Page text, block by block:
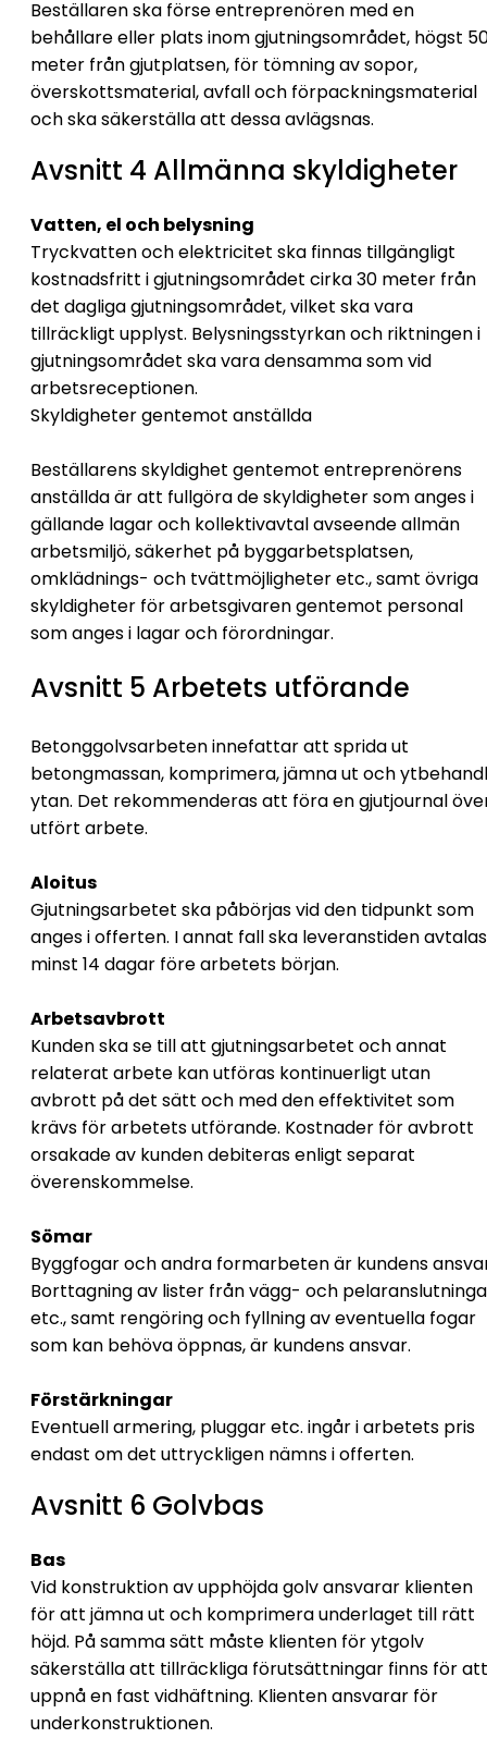
Beställaren ska förse entreprenören med en
behållare eller plats inom gjutningsområdet, högst
meter från gjutplatsen, för tömning av sopor,
överskottsmaterial, avfall och förpackningsmaterial
och ska säkerställa att dessa avlägsnas.
Avsnitt 4 Allmänna skyldigheter
Vatten, el och belysning
Tryckvatten och elektricitet ska finnas tillgängligt
kostnadsfritt i gjutningsområdet cirka 30 meter från
det dagliga gjutningsområdet, vilket ska vara
tillräckligt upplyst. Belysningsstyrkan och riktningen i
gjutningsområdet ska vara densamma som vid
arbetsreceptionen.
Skyldigheter gentemot anställda
Beställarens skyldighet gentemot entreprenörens
anställda är att fullgöra de skyldigheter som anges i
gällande lagar och kollektivavtal avseende allmän
arbetsmiljö, säkerhet på byggarbetsplatsen,
omklädnings- och tvättmöjligheter etc., samt övriga
skyldigheter för arbetsgivaren gentemot personal
som anges i lagar och förordningar.
Avsnitt 5 Arbetets utförande
Betonggolvsarbeten innefattar att sprida ut
betongmassan, komprimera, jämna ut och
ytan. Det rekommenderas att föra en gjutjournal
utfört arbete.
Aloitus
Gjutningsarbetet ska påbörjas vid den tidpunkt som
anges i offerten. I annat fall ska leveranstiden avtalas
minst 14 dagar före arbetets början.
Arbetsavbrott
Kunden ska se till att gjutningsarbetet och annat
relaterat arbete kan utföras kontinuerligt utan
avbrott på det sätt och med den effektivitet som
krävs för arbetets utförande. Kostnader för avbrott
orsakade av kunden debiteras enligt separat
överenskommelse.
Sömar
Byggfogar och andra formarbeten är kundens
Borttagning av lister från vägg- och
etc., samt rengöring och fyllning av eventuella fogar
som kan behöva öppnas, är kundens ansvar.
Förstärkningar
Eventuell armering, pluggar etc. ingår i arbetets pris
endast om det uttryckligen nämns i offerten.
Avsnitt 6 Golvbas
Bas
Vid konstruktion av upphöjda golv ansvarar klienten
för att jämna ut och komprimera underlaget till rätt
höjd. På samma sätt måste klienten för ytgolv
säkerställa att tillräckliga förutsättningar finns för att
uppnå en fast vidhäftning. Klienten ansvarar för
underkonstruktionen.